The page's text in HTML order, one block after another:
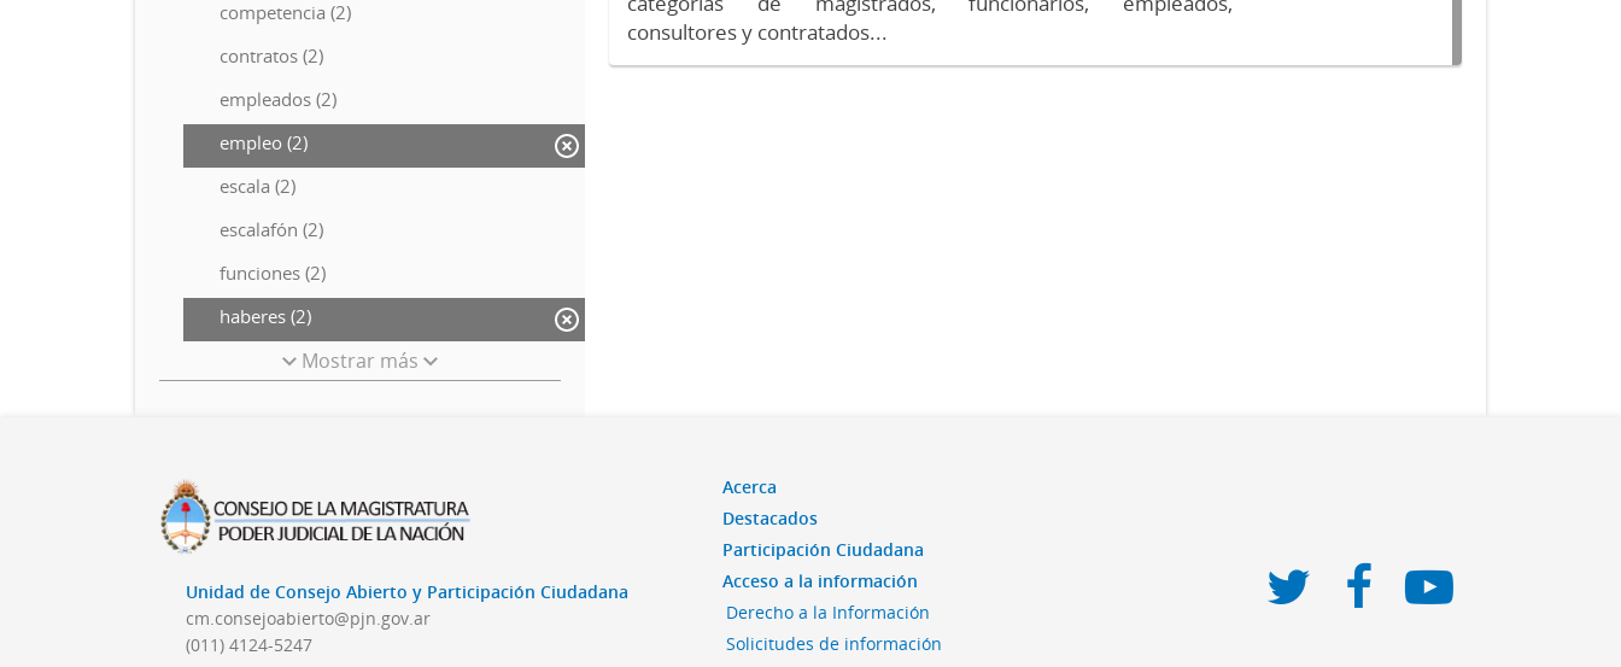
competencia (2)
contratos (2)
empleados (2)
empleo (2)
escala (2)
escalafón (2)
funciones (2)
haberes (2)
Mostrar más
consultores y contratados...
Unidad de Consejo Abierto y Participación Ciudadana
cm.consejoabierto@pjn.gov.ar
(011) 4124-5247
Acerca
Destacados
Participación Ciudadana
Acceso a la información
Derecho a la Información
Solicitudes de información